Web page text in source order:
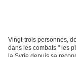
Vingt-trois personnes,
dans les combats " les